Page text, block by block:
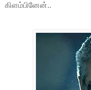
கிளம்பினேன்..